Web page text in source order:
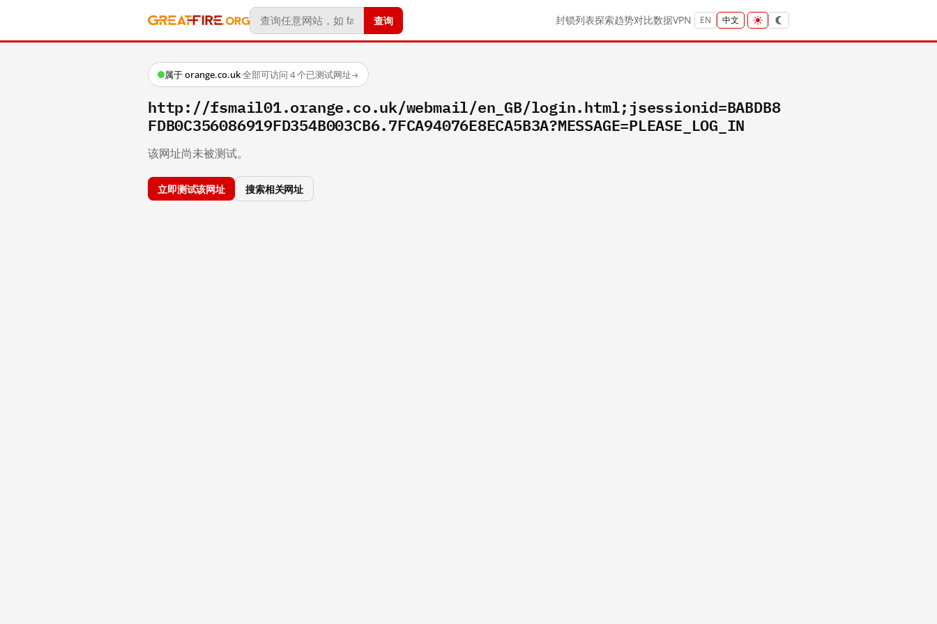
查询 封锁列表探索趋势对比数据VPN EN 中文
属于 orange.co.uk·全部可访问·4 个已测试网址→
http://fsmail01.orange.co.uk/webmail/en_GB/login.html;jsessionid=BABDB8
FDB0C356086919FD354B003CB6.7FCA94076E8ECA5B3A?MESSAGE=PLEASE_LOG_IN
该网址尚未被测试。
立即测试该网址 搜索相关网址